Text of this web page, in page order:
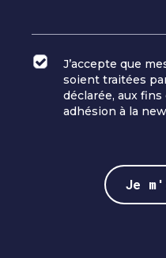
J’accepte que
soient traitées
déclarée, aux
adhésion à la